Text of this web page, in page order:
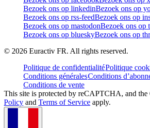
Bezoek ons op linkedinBezoek ons op
Bezoek ons op rss-feedBezoek ons op
Bezoek ons op mastodonBezoek ons op
Bezoek ons op blueskyBezoek ons op
© 2026 Euractiv FR. All rights reserved.
Politique de confidentialitéPolitique
Conditions généralesConditions
Conditions de vente
This site is protected by reCAPTCHA, and the
Policy and Terms of Service apply.